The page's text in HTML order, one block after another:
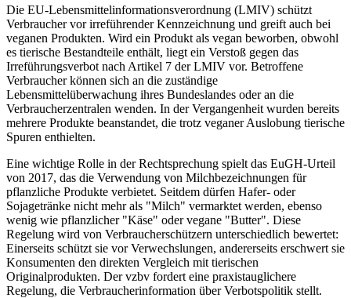
Die EU-Lebensmittelinformationsverordnung (LMIV) schützt
Verbraucher vor irreführender Kennzeichnung und greift auch bei
veganen Produkten. Wird ein Produkt als vegan beworben, obwohl
es tierische Bestandteile enthält, liegt ein Verstoß gegen das
Irreführungsverbot nach Artikel 7 der LMIV vor. Betroffene
Verbraucher können sich an die zuständige
Lebensmittelüberwachung ihres Bundeslandes oder an die
Verbraucherzentralen wenden. In der Vergangenheit wurden bereits
mehrere Produkte beanstandet, die trotz veganer Auslobung tierische
Spuren enthielten.
Eine wichtige Rolle in der Rechtsprechung spielt das EuGH-Urteil
von 2017, das die Verwendung von Milchbezeichnungen für
pflanzliche Produkte verbietet. Seitdem dürfen Hafer- oder
Sojagetränke nicht mehr als "Milch" vermarktet werden, ebenso
wenig wie pflanzlicher "Käse" oder vegane "Butter". Diese
Regelung wird von Verbraucherschützern unterschiedlich bewertet:
Einerseits schützt sie vor Verwechslungen, andererseits erschwert sie
Konsumenten den direkten Vergleich mit tierischen
Originalprodukten. Der vzbv fordert eine praxistauglichere
Regelung, die Verbraucherinformation über Verbotspolitik stellt.